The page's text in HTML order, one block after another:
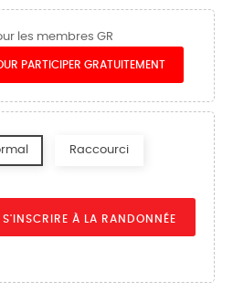
les membres GR
PARTICIPER GRATUITEMENT
Raccourci
S'INSCRIRE À LA RANDONNÉE